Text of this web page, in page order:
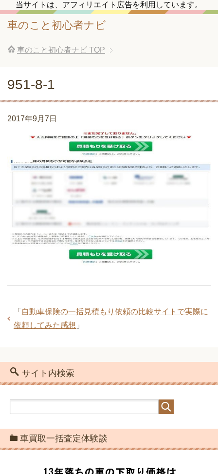
当サイトは、アフィリエイト広告を利用しています。
車のこと初心者ナビ
車のこと初心者ナビ TOP
951-8-1
2017年9月7日
「 自動車保険の一括見積もり依頼の比較サイトで実際に
依頼してみた感想 」
サイト内検索
車買取一括査定体験談